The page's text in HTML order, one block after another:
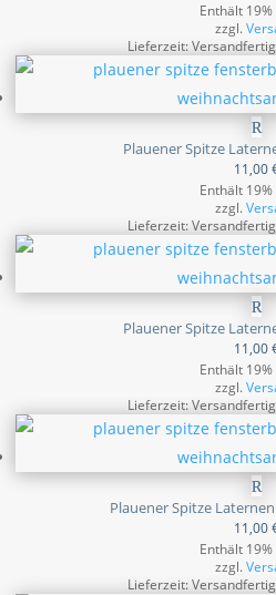
Enthält
zzgl.
Lieferzeit:
Plauener Spitze
11,00
Enthält
zzgl.
Lieferzeit:
Plauener Spitze
11,00
Enthält
zzgl.
Lieferzeit:
Plauener Spitze
11,00
Enthält
zzgl.
Lieferzeit: